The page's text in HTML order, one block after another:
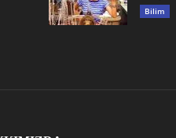
Bilim